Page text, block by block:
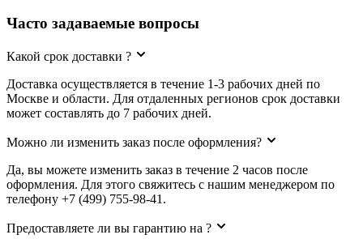
Часто задаваемые вопросы
Какой срок доставки ?
Доставка осуществляется в течение 1-3 рабочих дней по
Москве и области. Для отдаленных регионов срок доставки
может составлять до 7 рабочих дней.
Можно ли изменить заказ после оформления?
Да, вы можете изменить заказ в течение 2 часов после
оформления. Для этого свяжитесь с нашим менеджером по
телефону +7 (499) 755-98-41.
Предоставляете ли вы гарантию на ?